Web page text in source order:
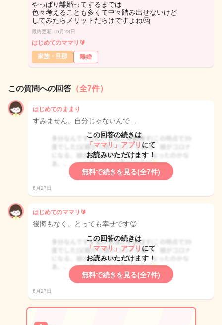
やっぱり離婚ってするまでは
色々考えることも多くて中々踏み出せないけど
してみたらメリットだらけですよね🤔
最終更新：6月28日
はじめてのママリ🔰
家族・旦那
離婚
この質問への回答 （全7件）
はじめてのままり
すみません、自分じゃないんで…
この回答の続きは
「ママリ」アプリ にて
お読みいただけます！
無料で続きを見る(全7件)
6月27日
はじめてのママリ🔰
後悔もなく、とっても幸せです😊
この回答の続きは
「ママリ」アプリ にて
お読みいただけます！
無料で続きを見る(全7件)
6月27日